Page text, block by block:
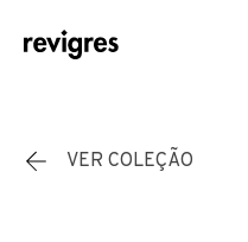
Saltar para o conteúdo
VER COLEÇÃO